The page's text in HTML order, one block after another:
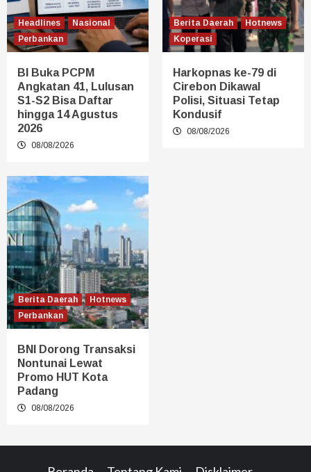
Headlines
Nasional
Perbankan
BI Buka PCPM
Angkatan 41, Lulusan
S1-S2 Bisa Daftar
hingga 14 Agustus
2026
08/08/2026
Berita Daerah
Hotnews
Koperasi
Harkopnas ke-79 di
Cirebon Dikawal
Polisi, Situasi Tetap
Kondusif
08/08/2026
Berita Daerah
Hotnews
Perbankan
BNI Dorong Transaksi
Nontunai Lewat
Promo HUT Kota
Padang
08/08/2026